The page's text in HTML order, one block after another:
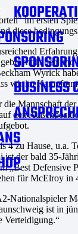
BUSINESS
im ersten
diese
haben
Wyrick
wir im Kampf
Mannschaft
den
4 zu Hause,
der bald 35-
Defensive
für McElroy
Nationalspieler
ist in
Verteidigung.“